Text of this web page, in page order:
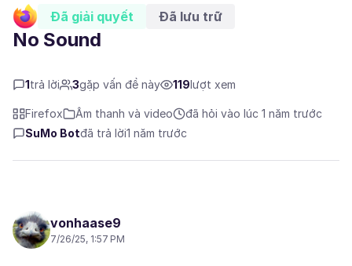
Đã giải quyết Đã lưu trữ
No Sound
1trả lời 3gặp vấn đề này 119lượt xem
Firefox Âm thanh và video
đã hỏi vào lúc 1 năm trước
SuMo Botđã trả lời1 năm trước
vonhaase9
7/26/25, 1:57 PM